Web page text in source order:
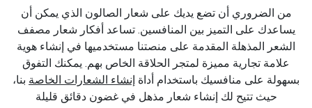
من الضروري أن تضع يديك على شعار الصالون الذي يمكن أن
يساعدك على التميز بين المنافسين. تساعد أفكار شعار مصفف
الشعر المذهلة المقدمة على منصتنا مستخدميها في إنشاء هوية
علامة تجارية مميزة لمتجر الحلاقة الخاص بهم. يمكنك التفوق
بسهولة على منافسيك باستخدام أداة إنشاء الشعارات الخاصة بنا،
حيث تتيح لك إنشاء شعار مذهل في غضون دقائق قليلة